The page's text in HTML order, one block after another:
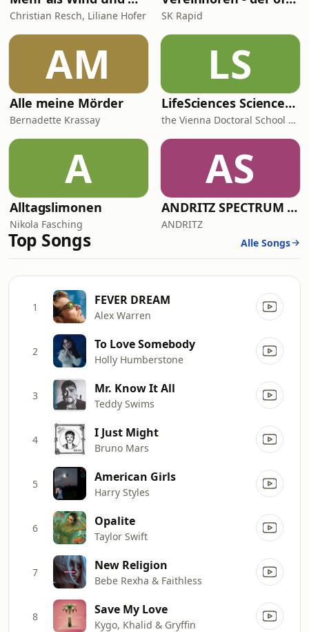
Christian Resch, Liliane Hofer SK Rapid
AM
Alle meine Mörder
Bernadette Krassay
LS
LifeSciences ScienceLife
the Vienna Doctoral School of Pharmaceutical, Nutritional and Sport Sciences (PhaNuSpo), University of Vienna
A
Alltagslimonen
Nikola Fasching
AS
ANDRITZ SPECTRUM Podcast
ANDRITZ
Top Songs Alle Songs
1 FEVER DREAM
Alex Warren
2 To Love Somebody
Holly Humberstone
3 Mr. Know It All
Teddy Swims
4 I Just Might
Bruno Mars
5 American Girls
Harry Styles
6 Opalite
Taylor Swift
7 New Religion
Bebe Rexha & Faithless
8 Save My Love
Kygo, Khalid & Gryffin